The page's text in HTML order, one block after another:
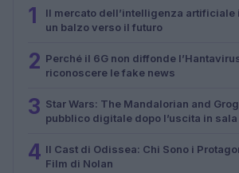
1
Il mercato dell’intelligenza artificiale
un balzo verso il futuro
2 Perché il 6G non diffonde
riconoscere le fake news
3 Star Wars: The Mandalorian and
pubblico digitale dopo l’uscita in sala
4 Il Cast di Odissea: Chi Sono i
Film di Nolan